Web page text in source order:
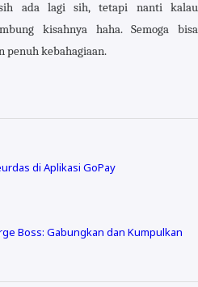
ada lagi sih, tetapi nanti kalau
kisahnya haha. Semoga bisa
penuh kebahagiaan.
di Aplikasi GoPay
Boss: Gabungkan dan Kumpulkan